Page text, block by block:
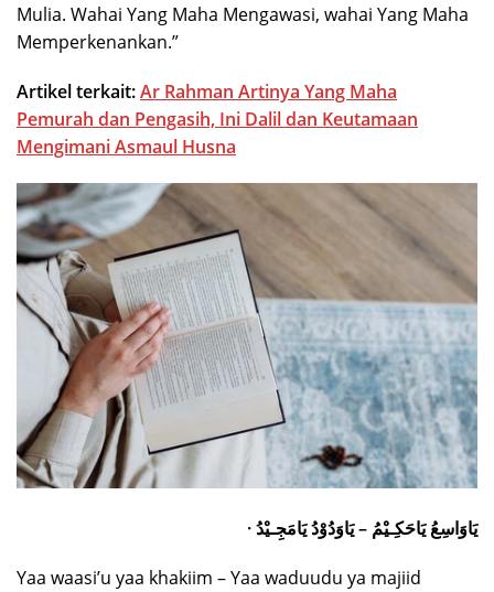
Mulia. Wahai Yang Maha Mengawasi, wahai Yang Maha
Memperkenankan.”
Artikel terkait:Ar Rahman Artinya Yang Maha
Pemurah dan Pengasih, Ini Dalil dan Keutamaan
Mengimani Asmaul Husna
· يَاوَاسِعُ يَاحَكِـيْمُ – يَاوَدُوْدُ يَامَجِـيْدُ
Yaa waasi’u yaa khakiim – Yaa waduudu ya majiid